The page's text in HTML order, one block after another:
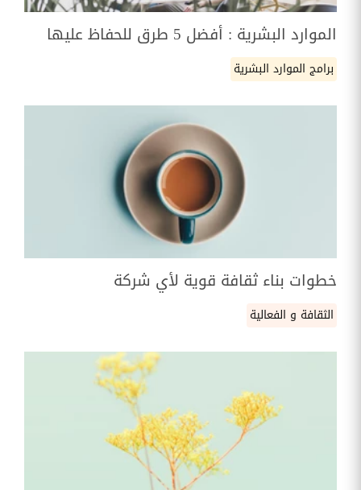
الموارد البشرية : أفضل 5 طرق للحفاظ عليها
برامج الموارد البشرية
خطوات بناء ثقافة قوية لأي شركة
الثقافة و الفعالية